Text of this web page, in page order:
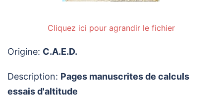
Cliquez ici pour agrandir le fichier
Origine: C.A.E.D.
Description: Pages manuscrites de calculs
essais d'altitude